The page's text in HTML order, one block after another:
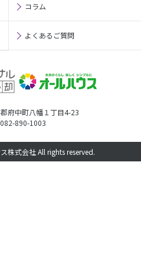
コラム
よくあるご質問
府中町八幡１丁目4-23
890-1003
株式会社 All rights reserved.